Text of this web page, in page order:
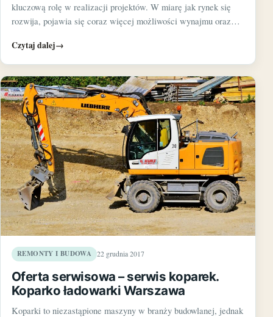
kluczową rolę w realizacji projektów. W miarę jak rynek się
rozwija, pojawia się coraz więcej możliwości wynajmu oraz…
Czytaj dalej→
REMONTY I BUDOWA 22 grudnia 2017
Oferta serwisowa – serwis koparek.
Koparko ładowarki Warszawa
Koparki to niezastąpione maszyny w branży budowlanej, jednak